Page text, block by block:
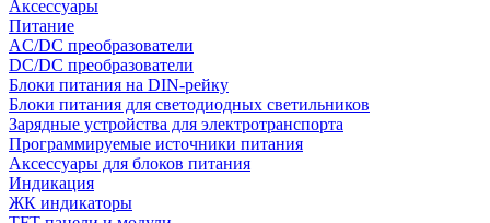
Аксессуары
Питание
AC/DC преобразователи
DC/DC преобразователи
Блоки питания на DIN-рейку
Блоки питания для светодиодных светильников
Зарядные устройства для электротранспорта
Программируемые источники питания
Аксессуары для блоков питания
Индикация
ЖК индикаторы